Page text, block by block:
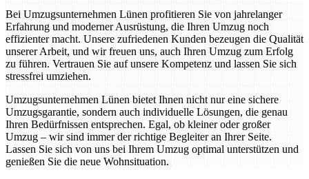
Bei Umzugsunternehmen Lünen profitieren Sie von jahrelanger
Erfahrung und moderner Ausrüstung, die Ihren Umzug noch
effizienter macht. Unsere zufriedenen Kunden bezeugen die Qualität
unserer Arbeit, und wir freuen uns, auch Ihren Umzug zum Erfolg
zu führen. Vertrauen Sie auf unsere Kompetenz und lassen Sie sich
stressfrei umziehen.
Umzugsunternehmen Lünen bietet Ihnen nicht nur eine sichere
Umzugsgarantie, sondern auch individuelle Lösungen, die genau
Ihren Bedürfnissen entsprechen. Egal, ob kleiner oder großer
Umzug – wir sind immer der richtige Begleiter an Ihrer Seite.
Lassen Sie sich von uns bei Ihrem Umzug optimal unterstützen und
genießen Sie die neue Wohnsituation.